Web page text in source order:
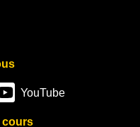
YouTube
cours